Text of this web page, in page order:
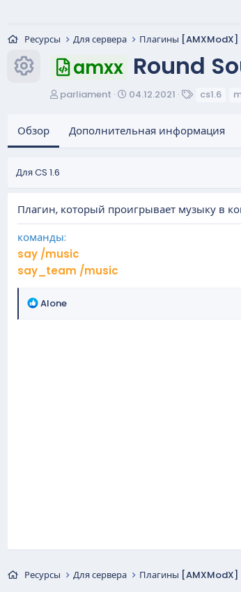
Ресурсы Для сервера Плагины [AMXModX]
Иконка ресурса
amxx Round
А
р
parliament
Д
а
с
д
а
04.12.2021
и
cs1.6
Обзор Дополнительная информация
Для CS 1.6
Плагин, который проигрывает музыку в
команды:
say /music
say_team /music
Р
Alone
Ресурсы Для сервера Плагины [AMXModX]